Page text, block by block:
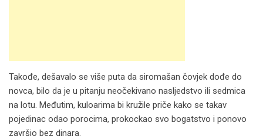
Takođe, dešavalo se više puta da siromašan čovjek dođe do
novca, bilo da je u pitanju neočekivano nasljedstvo ili sedmica
na lotu. Međutim, kuloarima bi kružile priče kako se takav
pojedinac odao porocima, prokockao svo bogatstvo i ponovo
završio bez dinara.